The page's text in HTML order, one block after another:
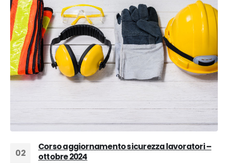
02
Corso aggiornamento sicurezza lavoratori –
ottobre 2024